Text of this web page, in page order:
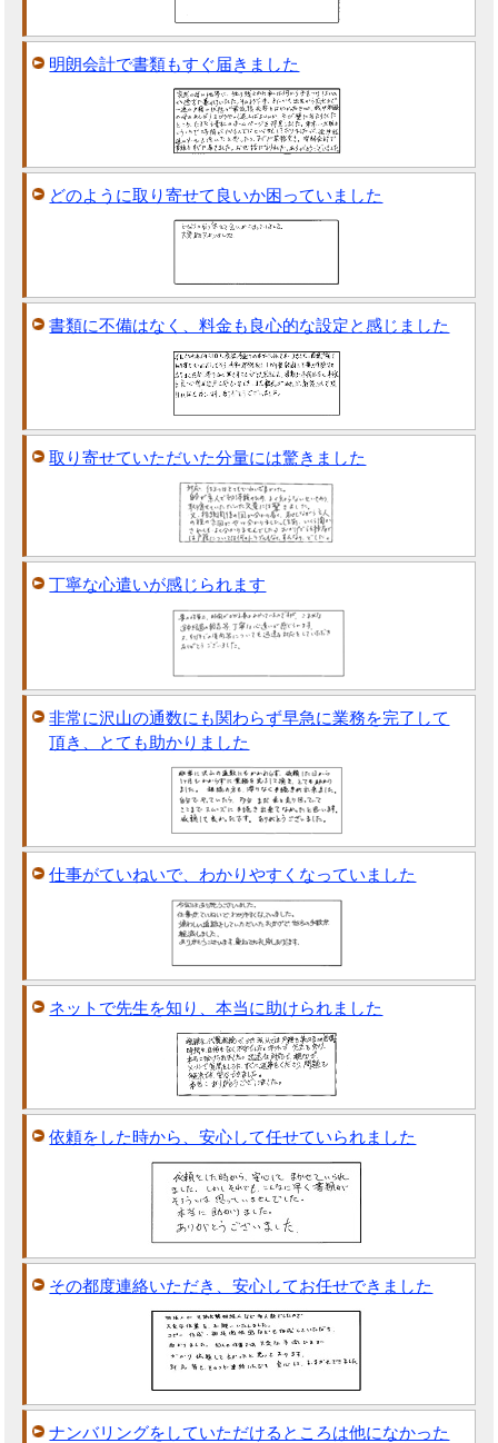
明朗会計で書類もすぐ届きました
どのように取り寄せて良いか困っていました
書類に不備はなく、料金も良心的な設定と感じました
取り寄せていただいた分量には驚きました
丁寧な心遣いが感じられます
非常に沢山の通数にも関わらず早急に業務を完了して
頂き、とても助かりました
仕事がていねいで、わかりやすくなっていました
ネットで先生を知り、本当に助けられました
依頼をした時から、安心して任せていられました
その都度連絡いただき、安心してお任せできました
ナンバリングをしていただけるところは他になかった